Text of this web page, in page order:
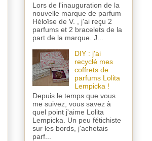
Lors de l'inauguration de la
nouvelle marque de parfum
Héloïse de V. , j'ai reçu 2
parfums et 2 bracelets de la
part de la marque. J...
DIY : j'ai
recyclé mes
coffrets de
parfums Lolita
Lempicka !
Depuis le temps que vous
me suivez, vous savez à
quel point j'aime Lolita
Lempicka. Un peu fétichiste
sur les bords, j'achetais
parf...